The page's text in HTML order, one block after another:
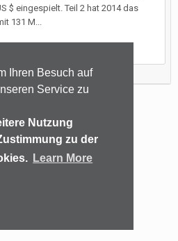
Ihren Besuch auf
Service zu
Nutzung
zu der
Learn More
$ eingespielt. Teil 2 hat 2014 das
131 M...
audiomap.de
Invision Community